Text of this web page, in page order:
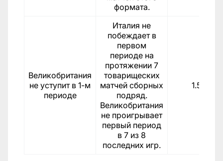
формата.
Великобритания
не уступит в 1-м
периоде
Италия не
побеждает в
первом
периоде на
протяжении 7
товарищеских
матчей сборных
подряд.
Великобритания
не проигрывает
первый период
в 7 из 8
последних игр.
1.51